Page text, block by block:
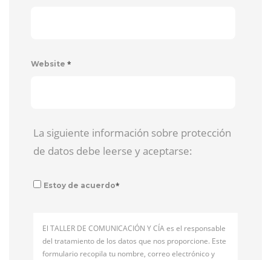
Website *
La siguiente información sobre protección
de datos debe leerse y aceptarse:
Estoy de acuerdo*
El TALLER DE COMUNICACIÓN Y CÍA es el responsable
del tratamiento de los datos que nos proporcione. Este
formulario recopila tu nombre, correo electrónico y